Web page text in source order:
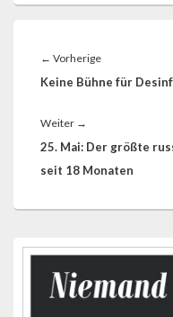
← VorherigeVorheriger
Beitrag:
Keine Bühne für
Weiter →
Beitrag:
25. Mai: Der größte
seit 18 Monaten
Primärer
Widgetbereich